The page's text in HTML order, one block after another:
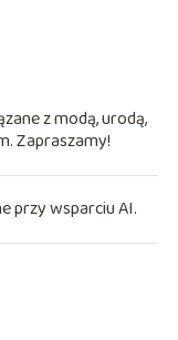
z modą, urodą,
Zapraszamy!
przy wsparciu AI.